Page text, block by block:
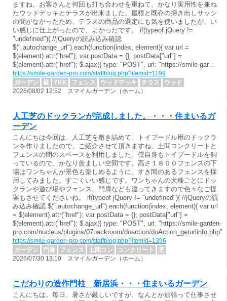
ますね。お客さんと何回も打ち合わせを重ねて、かなり実用性を兼ね
たウッドデッキとテラスが出来ました。屋根と既存の掃き出しサッシ
の間がなかったため、テラスの商品の選定にも気を使いましたが、い
い感じに仕上がったので、よかったです。 if(typeof jQuery !=
"undefined"){ //jQueryの読み込み確認
$(".autochange_url").each(function(index, element){ var url =
$(element).attr("href"); var postData = {}; postData["url"] =
$(element).attr("href"); $.ajax({ type: "POST", url: "https://smile-gar…
https://smile-garden-pro.com/staffblog.php?itemid=1199
ガーデン
庭 YKK フェンス ウッドデッキ テラス
ウッド
2026/08/02 12:52 スマイルガーデン（ホーム）
人工芝のドックランが完成しました。・・・住まいるガ
ーデン
こんにちは今回は、人工芝を敷き詰めて、トイプードル用のドックラ
ンを作りましたので、ご紹介させて頂きますね。土間コンクリートと
フェンスの間のスペースを利用しました。僕自身もトイプードルを飼
っているので、かなり羨ましい空間です。高さ１８００フェンスの下
場はワンちゃんが景色も楽しめるように、すき間のあるフェンスを採
用してみました。すごくいい感じです。ワンちゃんの犬種ごとにドッ
クランや遊び場やフェンス、門扉なども違ってきますので色々なご提
案もさせてくださいね。 if(typeof jQuery != "undefined"){ //jQueryの読
み込み確認 $(".autochange_url").each(function(index, element){ var url
= $(element).attr("href"); var postData = {}; postData["url"] =
$(element).attr("href"); $.ajax({ type: "POST", url: "https://smile-garden-
pro.com/nucleus/plugins/07backroom/doaction/
https://smile-garden-pro.com/staffblog.php?itemid=1396
ガーデン
門扉 フェンス 土間コン コンクリート
芝
2026/07/30 13:10 スマイルガーデン（ホーム）
こだわりの造作門柱 新居浜・・・住まいるガーデン
こんにちは。毎日、暑さが厳しいですが、なんとか頑張って仕事させ